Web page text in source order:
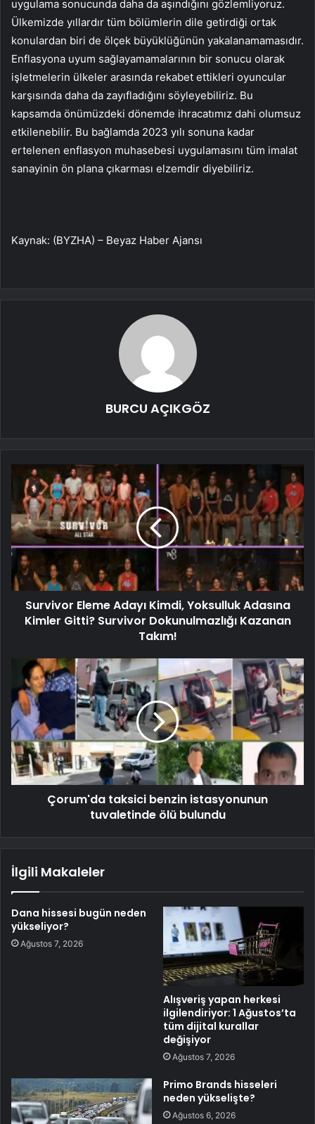
uygulama sonucunda daha da aşındığını gözlemliyoruz.
Ülkemizde yıllardır tüm bölümlerin dile getirdiği ortak
konulardan biri de ölçek büyüklüğünün yakalanamamasıdır.
Enflasyona uyum sağlayamamalarının bir sonucu olarak
işletmelerin ülkeler arasında rekabet ettikleri oyuncular
karşısında daha da zayıfladığını söyleyebiliriz. Bu
kapsamda önümüzdeki dönemde ihracatımız dahi olumsuz
etkilenebilir. Bu bağlamda 2023 yılı sonuna kadar
ertelenen enflasyon muhasebesi uygulamasını tüm imalat
sanayinin ön plana çıkarması elzemdir diyebiliriz.
Kaynak: (BYZHA) – Beyaz Haber Ajansı
BURCU AÇIKGÖZ
Survivor Eleme Adayı Kimdi, Yoksulluk Adasına
Kimler Gitti? Survivor Dokunulmazlığı Kazanan
Takım!
Çorum'da taksici benzin istasyonunun
tuvaletinde ölü bulundu
İlgili Makaleler
Dana hissesi bugün neden
yükseliyor?
Ağustos 7, 2026
Alışveriş yapan herkesi
ilgilendiriyor: 1 Ağustos’ta
tüm dijital kurallar
değişiyor
Ağustos 7, 2026
Primo Brands hisseleri
neden yükselişte?
Ağustos 6, 2026